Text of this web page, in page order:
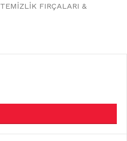
TEMİZLİK FIRÇALARI &